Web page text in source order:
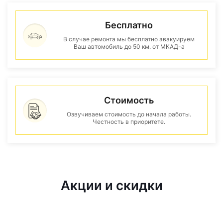
Бесплатно
В случае ремонта мы бесплатно эвакуируем
Ваш автомобиль до 50 км. от МКАД-а
Стоимость
Озвучиваем стоимость до начала работы.
Честность в приоритете.
Акции и скидки